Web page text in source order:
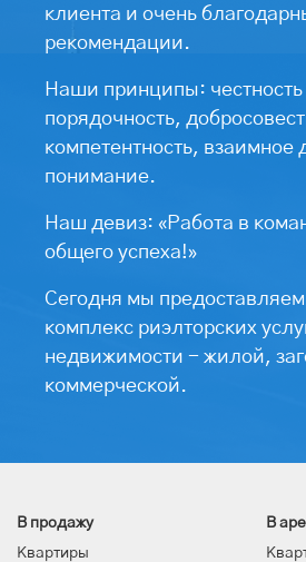
клиента и очень
рекомендации.
Наши принципы: честность
порядочность,
компетентность, взаимное
понимание.
Наш девиз: «Работа в
общего успеха!»
Сегодня мы
комплекс риэлторских
недвижимости - жилой,
коммерческой.
В продажу
Квартиры
В